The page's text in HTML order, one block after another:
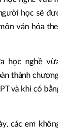
học sẽ
văn hóa
học nghề
thành
và khi có
các em